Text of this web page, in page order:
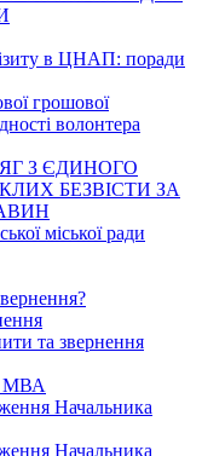
в ЦНАП: поради
грошової
волонтера
З ЄДИНОГО
БЕЗВІСТИ ЗА
міської ради
та звернення
МВА
Начальника
Начальника